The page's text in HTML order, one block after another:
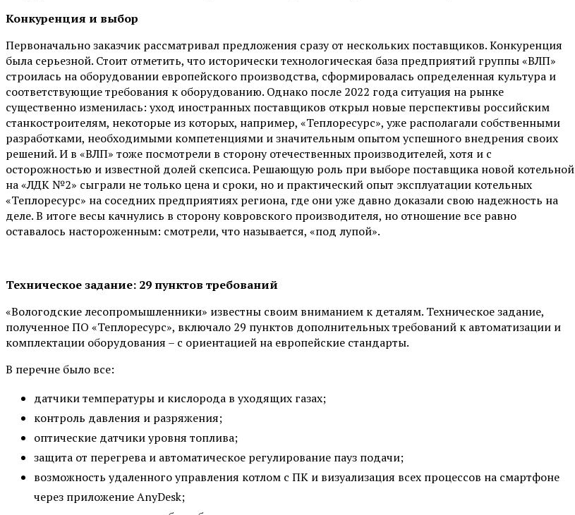
Конкуренция и выбор
Первоначально заказчик рассматривал предложения сразу от нескольких поставщиков. Конкуренция
была серьезной. Стоит отметить, что исторически технологическая база предприятий группы «ВЛП»
строилась на оборудовании европейского производства, сформировалась определенная культура и
соответствующие требования к оборудованию. Однако после 2022 года ситуация на рынке
существенно изменилась: уход иностранных поставщиков открыл новые перспективы российским
станкостроителям, некоторые из которых, например, «Теплоресурс», уже располагали собственными
разработками, необходимыми компетенциями и значительным опытом успешного внедрения своих
решений. И в «ВЛП» тоже посмотрели в сторону отечественных производителей, хотя и с
осторожностью и известной долей скепсиса. Решающую роль при выборе поставщика новой котельной
на «ЛДК №2» сыграли не только цена и сроки, но и практический опыт эксплуатации котельных
«Теплоресурс» на соседних предприятиях региона, где они уже давно доказали свою надежность на
деле. В итоге весы качнулись в сторону ковровского производителя, но отношение все равно
оставалось настороженным: смотрели, что называется, «под лупой».
Техническое задание: 29 пунктов требований
«Вологодские лесопромышленники» известны своим вниманием к деталям. Техническое задание,
полученное ПО «Теплоресурс», включало 29 пунктов дополнительных требований к автоматизации и
комплектации оборудования – с ориентацией на европейские стандарты.
В перечне было все:
датчики температуры и кислорода в уходящих газах;
контроль давления и разряжения;
оптические датчики уровня топлива;
защита от перегрева и автоматическое регулирование пауз подачи;
возможность удаленного управления котлом с ПК и визуализация всех процессов на смартфоне
через приложение AnyDesk;